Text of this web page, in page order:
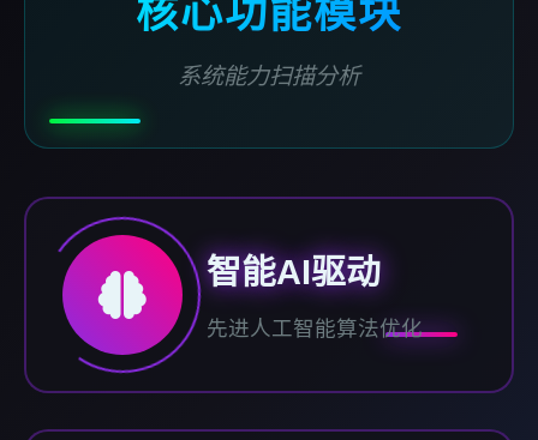
核心功能模块
系统能力扫描分析
智能AI驱动
先进人工智能算法优化